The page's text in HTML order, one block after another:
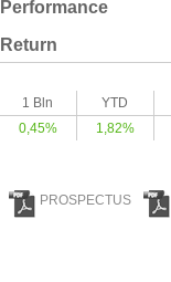
Performance
Return
1 Bln YTD
0,45%
1,82%
PROSPECTUS